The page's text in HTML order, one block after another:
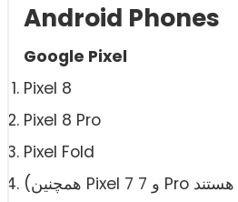
Android Phones
Google Pixel
Pixel 8
Pixel 8 Pro
Pixel Fold